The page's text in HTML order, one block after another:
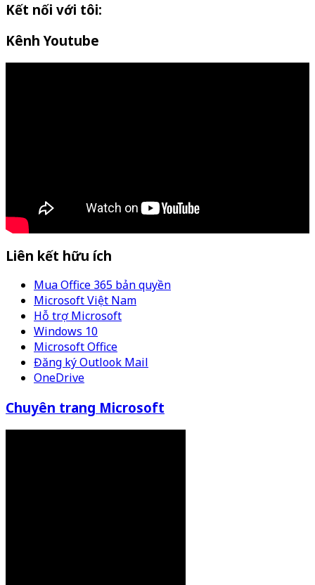
Kết nối với tôi:
Kênh Youtube
Liên kết hữu ích
Mua Office 365 bản quyền
Microsoft Việt Nam
Hỗ trợ Microsoft
Windows 10
Microsoft Office
Đăng ký Outlook Mail
OneDrive
Chuyên trang Microsoft